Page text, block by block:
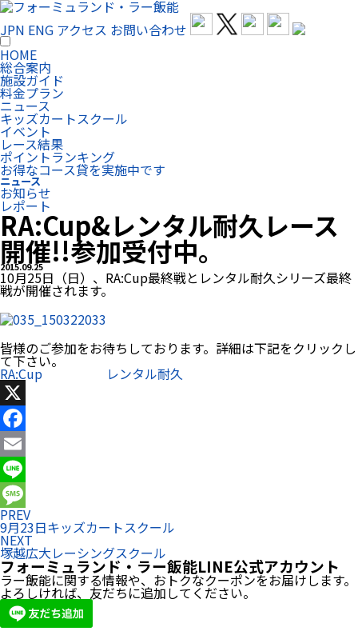
JPN ENG アクセス お問い合わせ
HOME
総合案内
施設ガイド
料金プラン
ニュース
キッズカートスクール
イベント
レース結果
ポイントランキング
お得なコース貸を実施中です
ニュース
お知らせ
レポート
RA:Cup&レンタル耐久レース
開催!!参加受付中。
2015.09.25
10月25日（日）、RA:Cup最終戦とレンタル耐久シリーズ最終
戦が開催されます。
皆様のご参加をお待ちしております。詳細は下記をクリックし
て下さい。
RA:Cup レンタル耐久
X
Facebook
Email
Line
Message
PREV
9月23日キッズカートスクール
NEXT
塚越広大レーシングスクール
フォーミュランド・ラー飯能LINE公式アカウント
ラー飯能に関する情報や、おトクなクーポンをお届けします。
よろしければ、友だちに追加してください。